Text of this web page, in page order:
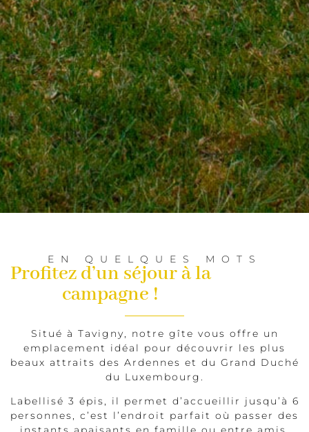
EN QUELQUES MOTS
Profitez d’un séjour à la
campagne !
Situé à Tavigny, notre gîte vous offre un
emplacement idéal pour découvrir les plus
beaux attraits des Ardennes et du Grand Duché
du Luxembourg.
Labellisé 3 épis, il permet d’accueillir jusqu’à 6
personnes, c’est l’endroit parfait où passer des